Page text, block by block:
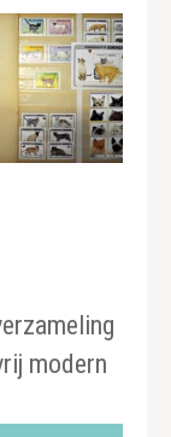
modern